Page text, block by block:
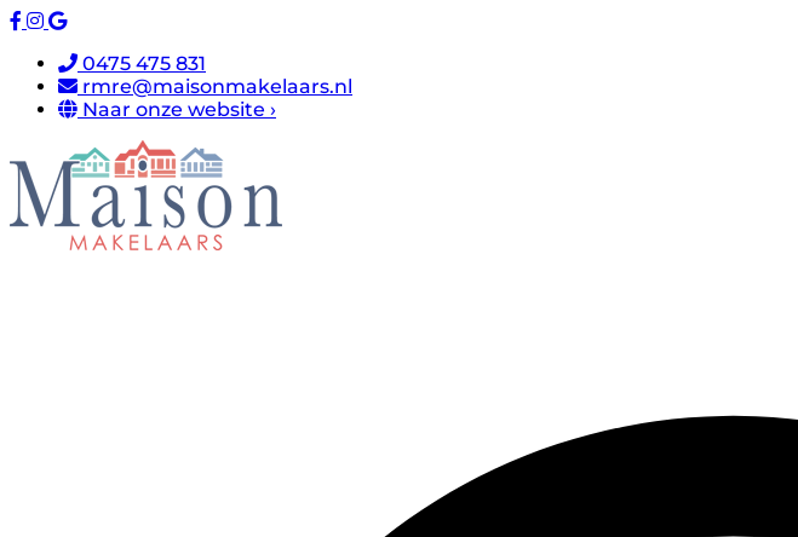
0475 475 831
rmre@maisonmakelaars.nl
Naar onze website ›